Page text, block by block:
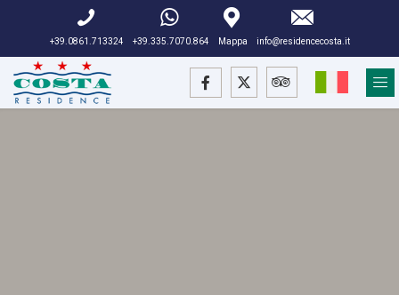
+39.0861.713324 +39.335.7070.864 Mappa info@residencecosta.it